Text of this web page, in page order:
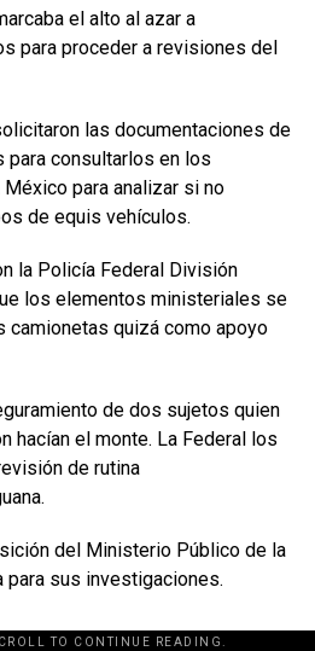
el alto al azar a
para proceder a revisiones del
las documentaciones de
para consultarlos en los
para analizar si no
de equis vehículos.
la Policía Federal División
los elementos ministeriales se
camionetas quizá como apoyo
de dos sujetos quien
hacían el monte. La Federal los
de rutina
del Ministerio Público de la
sus investigaciones.
TO CONTINUE READING.